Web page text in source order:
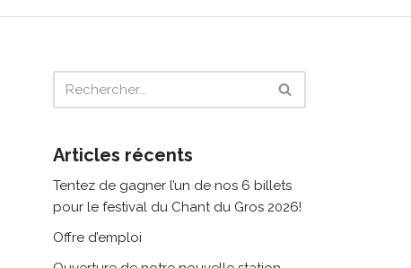
Articles récents
Tentez de gagner l’un de nos 6 billets
pour le festival du Chant du Gros 2026!
Offre d’emploi